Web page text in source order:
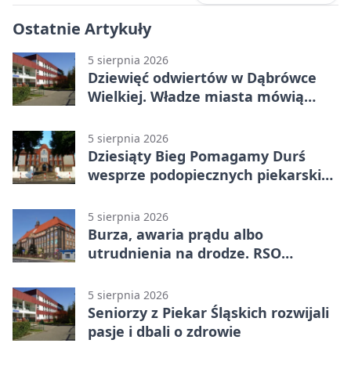
Ostatnie Artykuły
5 sierpnia 2026
Dziewięć odwiertów w Dąbrówce
Wielkiej. Władze miasta mówią
5 sierpnia 2026
Dziesiąty Bieg Pomagamy Durś
wesprze podopiecznych piekarskich
5 sierpnia 2026
Burza, awaria prądu albo
utrudnienia na drodze. RSO
5 sierpnia 2026
Seniorzy z Piekar Śląskich rozwijali
pasje i dbali o zdrowie